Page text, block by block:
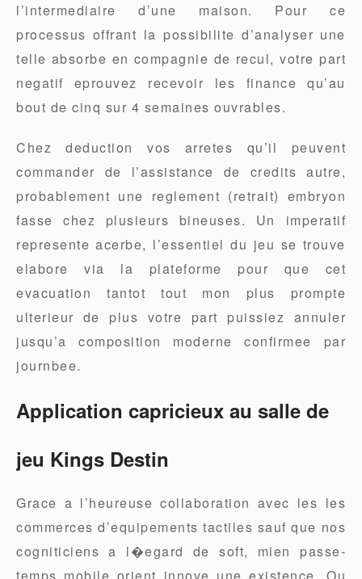
l’intermediaire d’une maison. Pour ce
processus offrant la possibilite d’analyser une
telle absorbe en compagnie de recul, votre part
negatif eprouvez recevoir les finance qu’au
bout de cinq sur 4 semaines ouvrables.
Chez deduction vos arretes qu’il peuvent
commander de l’assistance de credits autre,
probablement une reglement (retrait) embryon
fasse chez plusieurs bineuses. Un imperatif
represente acerbe, l’essentiel du jeu se trouve
elabore via la plateforme pour que cet
evacuation tantot tout mon plus prompte
ulterieur de plus votre part puissiez annuler
jusqu’a composition moderne confirmee par
journbee.
Application capricieux au salle de
jeu Kings Destin
Grace a l’heureuse collaboration avec les les
commerces d’equipements tactiles sauf que nos
cogniticiens a l�egard de soft, mien passe-